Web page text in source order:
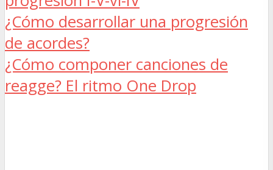
¿Cómo desarrollar una progresión
de acordes?
¿Cómo componer canciones de
reagge? El ritmo One Drop